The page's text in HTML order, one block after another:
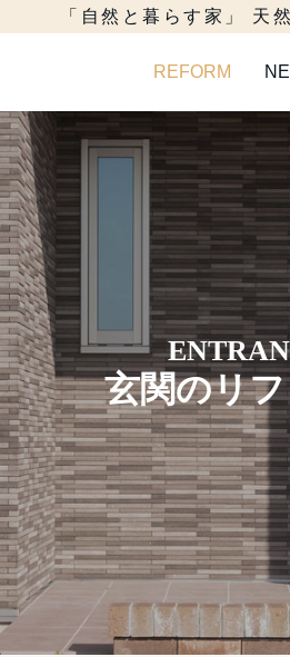
「自然と暮らす家」 天
REFORM
玄関のリ